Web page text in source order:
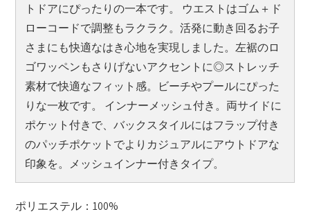
トドアにぴったりの一本です。 ウエストはゴム＋ド
ローコードで調整もラクラク。活発に動き回るお子
さまにも快適なはき心地を実現しました。左裾のロ
ゴワッペンもさりげないアクセントに◎ストレッチ
素材で快適なフィット感。ビーチやプールにぴった
りな一枚です。 インナーメッシュ付き。両サイドに
ポケット付きで、バックスタイルにはフラップ付き
のパッチポケットでよりカジュアルにアウトドアな
印象を。メッシュインナー付きタイプ。
ポリエステル：100%